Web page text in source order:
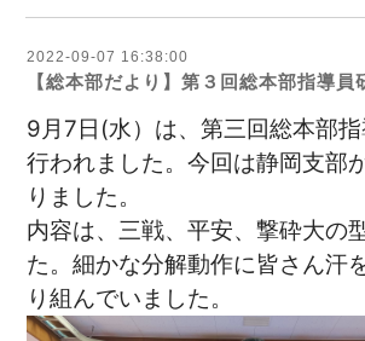
2022-09-07 16:38:00
【総本部だより】第３回総本部指導員
9月7日(水）は、第三回総本部
行われました。今回は静岡支部
りました。
内容は、三戦、平安、撃砕大の
た。細かな分解動作に皆さん汗
り組んでいました。